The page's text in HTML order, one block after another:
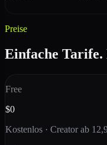
Preise
Einfache Tarife.
Free
$0
Kostenlos · Creator ab